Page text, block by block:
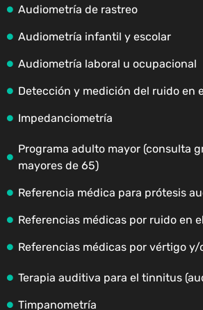
Audiometría de rastreo
Audiometría infantil y escolar
Audiometría laboral u ocupacional
Detección y medición del ruido en
Impedanciometría
Programa adulto mayor (consulta
mayores de 65)
Referencia médica para prótesis
Referencias médicas por ruido en
Referencias médicas por vértigo y/
Terapia auditiva para el tinnitus
Timpanometría